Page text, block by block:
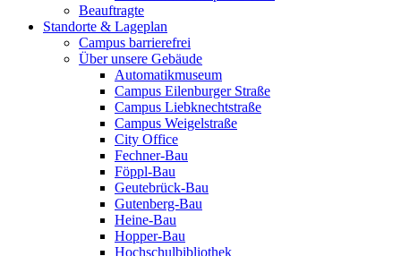
Beauftragte
Standorte & Lageplan
Campus barrierefrei
Über unsere Gebäude
Automatikmuseum
Campus Eilenburger Straße
Campus Liebknechtstraße
Campus Weigelstraße
City Office
Fechner-Bau
Föppl-Bau
Geutebrück-Bau
Gutenberg-Bau
Heine-Bau
Hopper-Bau
Hochschulbibliothek